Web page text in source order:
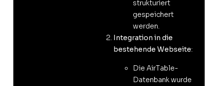
strukturiert
gespeichert
werden.
Integration in die
bestehende Webseite:
Die AirTable-
Datenbank wurde